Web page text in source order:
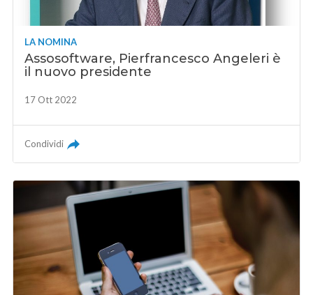
LA NOMINA
Assosoftware, Pierfrancesco Angeleri è
il nuovo presidente
17 Ott 2022
Condividi